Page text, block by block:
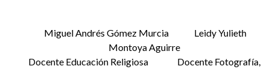
Miguel Andrés Gómez Murcia Leidy Yulieth
Montoya Aguirre
Docente Educación Religiosa Docente Fotografía,